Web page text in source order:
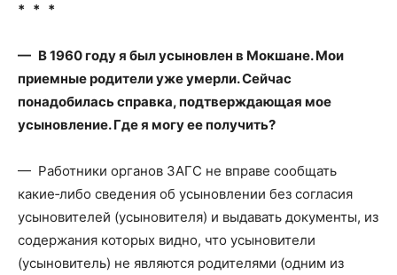
* * *
— В 1960 году я был усыновлен в Мокшане. Мои
приемные родители уже умерли. Сейчас
понадобилась справка, подтверждающая мое
усыновление. Где я могу ее получить?
— Работники органов ЗАГС не вправе сообщать
какие‑либо сведения об усыновлении без согласия
усыновителей (усыновителя) и выдавать документы, из
содержания которых видно, что усыновители
(усыновитель) не являются родителями (одним из